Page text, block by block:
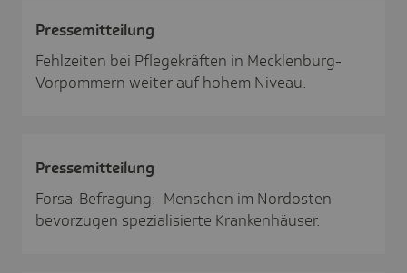
Pres­se­mit­tei­lung
Fehlzeiten bei Pflegekräften in Mecklenburg-
Vorpommern weiter auf hohem Niveau.
Pres­se­mit­tei­lung
Forsa-Befragung: Menschen im Nordosten
bevorzugen spezialisierte Krankenhäuser.